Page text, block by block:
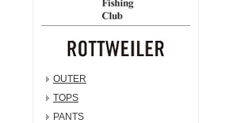
OUTER
TOPS
PANTS